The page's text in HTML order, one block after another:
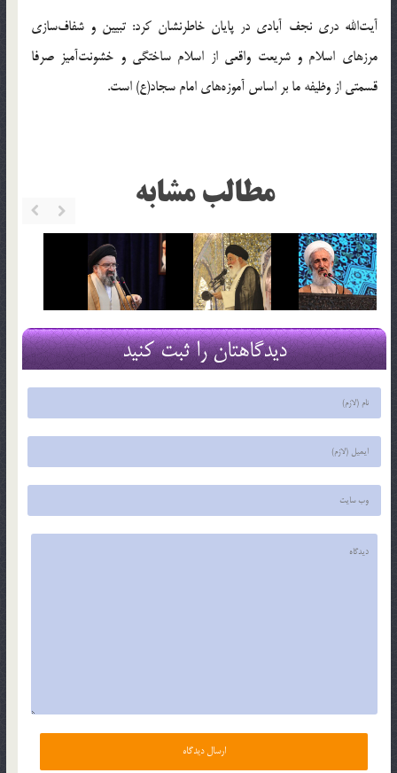
آیت‌الله دری نجف آبادی در پایان خاطرنشان کرد: تبیین و شفاف‌سازی
مرزهای اسلام و شریعت واقعی از اسلام ساختگی و خشونت‌‌آمیز صرفا
قسمتی از وظیفه ما بر اساس آموزه‌های امام سجاد(ع) است.
مطالب مشابه
دیدگاهتان را ثبت کنید